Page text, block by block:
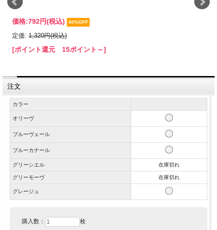
価格:792円(税込) 40%OFF
定価: 1,320円(税込)
[ポイント還元 15ポイント～]
注文
カラー
オリーヴ
ブルーヴェール
ブルーカナール
グリーシエル 在庫切れ
グリーモーヴ 在庫切れ
グレージュ
購入数： 枚